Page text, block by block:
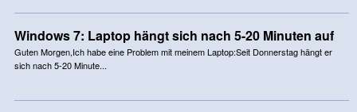
Windows 7: Laptop hängt sich nach 5-20 Minuten auf
Guten Morgen,Ich habe eine Problem mit meinem Laptop:Seit Donnerstag hängt er
sich nach 5-20 Minute...